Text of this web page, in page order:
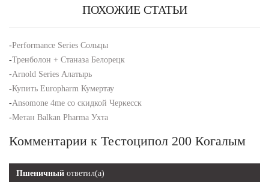
ПОХОЖИЕ СТАТЬИ
-Performance Series Сольцы
-Тренболон + Станаза Белорецк
-Arnold Series Алатырь
-Купить Europharm Кумертау
-Ansomone 4me со скидкой Черкесск
-Метан Balkan Pharma Ухта
Комментарии к Тестоципол 200 Когалым
Пшеничный ответил(а)